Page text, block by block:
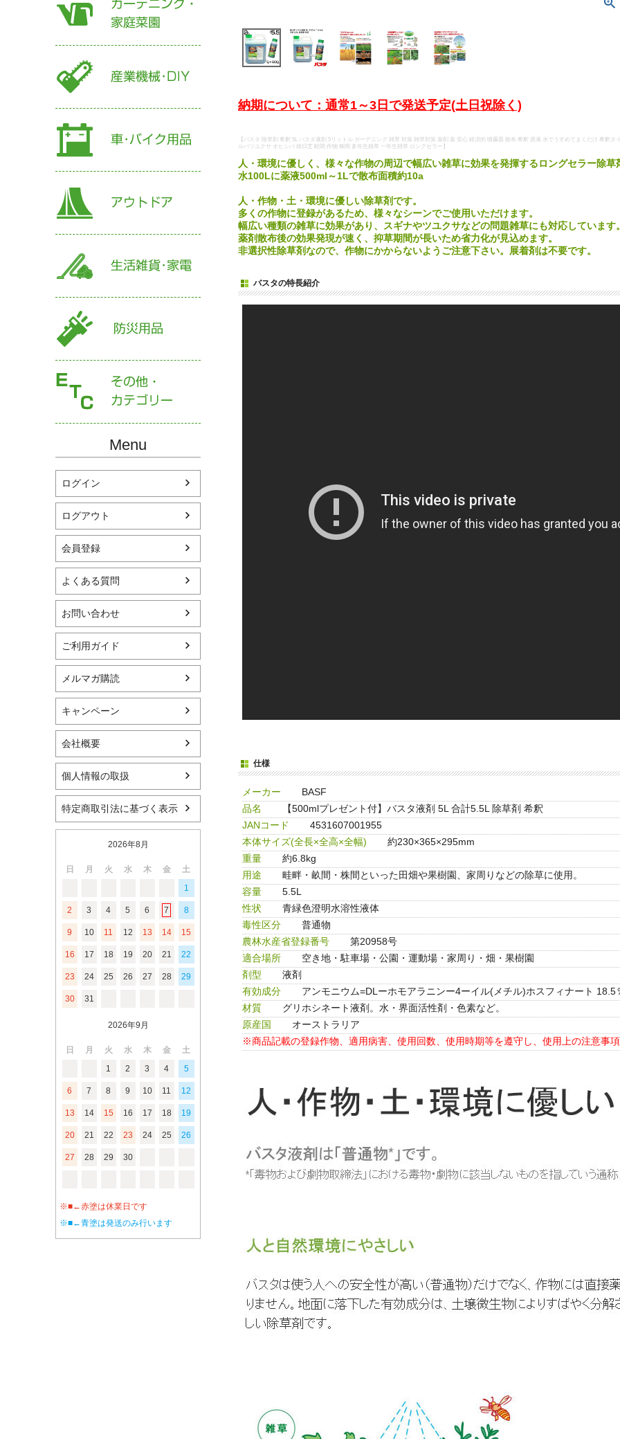
Menu
ログイン
ログアウト
会員登録
よくある質問
お問い合わせ
ご利用ガイド
メルマガ購読
キャンペーン
会社概要
個人情報の取扱
特定商取引法に基づく表示
2026年8月
日 月 火 水 木 金
土
1
2 3 4 5 6 7 8
9 10 11 12 13 14 15
16 17 18 19 20 21 22
23 24 25 26 27 28 29
30 31
2026年9月
日 月 火 水 木 金
土
1
2 3 4 5
6 7 8 9 10 11 12
13 14 15 16 17 18 19
20 21 22 23 24 25 26
27 28 29 30
※■←赤塗は休業日です
※■←青塗は発送のみ行います
納期について：通常1～3日で発送予定(土日祝除く)
【バスタ 除草剤 希釈 5L バスタ液剤 5リットル ガーデニング 雑草 対策 雑草対策 薬剤 薬 安心 経済的 噴霧器 散布 希釈 原液 水でうすめてまくだけ 希釈
ルバツユクサ オヒシバ 雄日芝 畦間 作物 株間 多年生雑草 一年生雑草 ロングセラー】
人・環境に優しく、様々な作物の周辺で幅広い雑草に効果を発揮するロングセラー除草
水100Lに薬液500ml～1Lで散布面積約10a
人・作物・土・環境に優しい除草剤です。
多くの作物に登録があるため、様々なシーンでご使用いただけます。
幅広い種類の雑草に効果があり、スギナやツユクサなどの問題雑草にも対応しています
薬剤散布後の効果発現が速く、抑草期間が長いため省力化が見込めます。
非選択性除草剤なので、作物にかからないようご注意下さい。展着剤は不要です。
バスタの特長紹介
仕様
メーカー
BASF
品名
【500mlプレゼント付】バスタ液剤 5L 合計5.5L 除草剤 希釈
JANコード
4531607001955
本体サイズ(全長×全高×全幅)
約230×365×295mm
重量
約6.8kg
用途
畦畔・畝間・株間といった田畑や果樹園、家周りなどの除草に使用。
容量
5.5L
性状
青緑色澄明水溶性液体
毒性区分
普通物
農林水産省登録番号
第20958号
適合場所
空き地・駐車場・公園・運動場・家周り・畑・果樹園
剤型
液剤
有効成分
アンモニウム=DLーホモアラニンー4ーイル(メチル)ホスフィナート 18.5
材質
グリホシネート液剤。水・界面活性剤・色素など。
原産国
オーストラリア
※商品記載の登録作物、適用病害、使用回数、使用時期等を遵守し、使用上の注意事